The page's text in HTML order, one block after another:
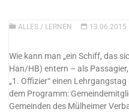
ALLES / LERNEN 13.06.2015
Wie kann man „ein Schiff, das
Han/HB) entern – als
„1. Offizier“ einen
dem Programm:
Gemeinden des Mülheimer